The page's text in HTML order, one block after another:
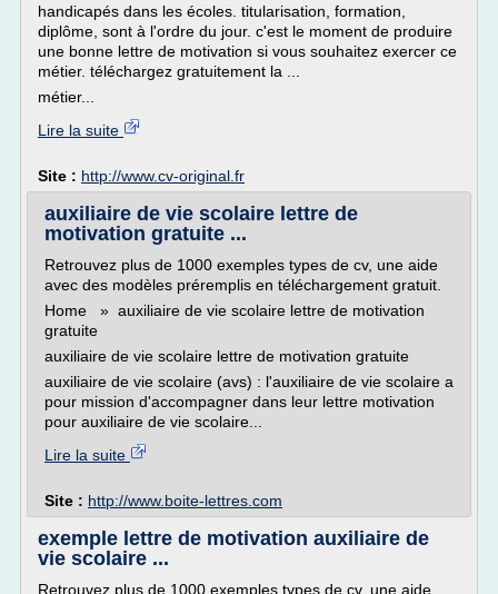
handicapés dans les écoles. titularisation, formation,
diplôme, sont à l'ordre du jour. c'est le moment de produire
une bonne lettre de motivation si vous souhaitez exercer ce
métier. téléchargez gratuitement la ...
métier...
Lire la suite
Site : http://www.cv-original.fr
auxiliaire de vie scolaire lettre de
motivation gratuite ...
Retrouvez plus de 1000 exemples types de cv, une aide
avec des modèles préremplis en téléchargement gratuit.
Home » auxiliaire de vie scolaire lettre de motivation
gratuite
auxiliaire de vie scolaire lettre de motivation gratuite
auxiliaire de vie scolaire (avs) : l'auxiliaire de vie scolaire a
pour mission d'accompagner dans leur lettre motivation
pour auxiliaire de vie scolaire...
Lire la suite
Site : http://www.boite-lettres.com
exemple lettre de motivation auxiliaire de
vie scolaire ...
Retrouvez plus de 1000 exemples types de cv, une aide